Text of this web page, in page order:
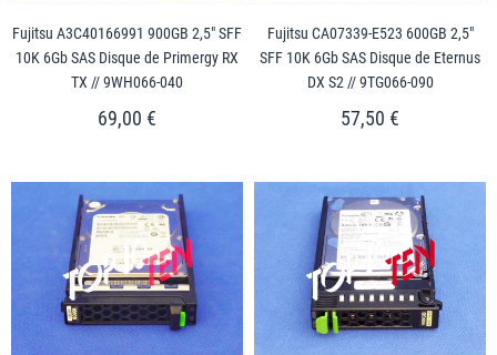
Fujitsu A3C40166991 900GB 2,5" SFF
10K 6Gb SAS Disque de Primergy RX
TX // 9WH066-040
69,00 €
Fujitsu CA07339-E523 600GB 2,5"
SFF 10K 6Gb SAS Disque de Eternus
DX S2 // 9TG066-090
57,50 €